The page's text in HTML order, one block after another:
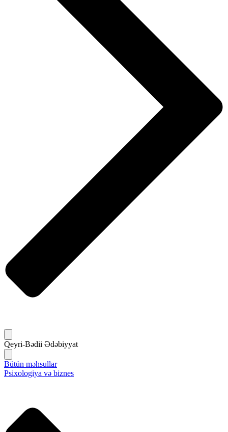
Qeyri-Bədii Ədəbiyyat
Bütün məhsullar
Psixologiya və biznes